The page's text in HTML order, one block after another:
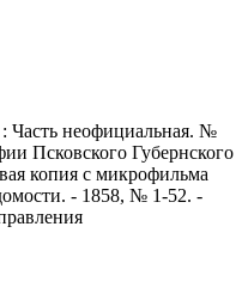
: Часть неофициальная. №
Псковского Губернского
копия с микрофильма
- 1858, № 1-52. -